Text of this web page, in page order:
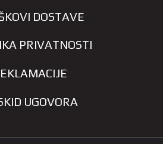
DOSTAVE
PRIVATNOSTI
UGOVORA